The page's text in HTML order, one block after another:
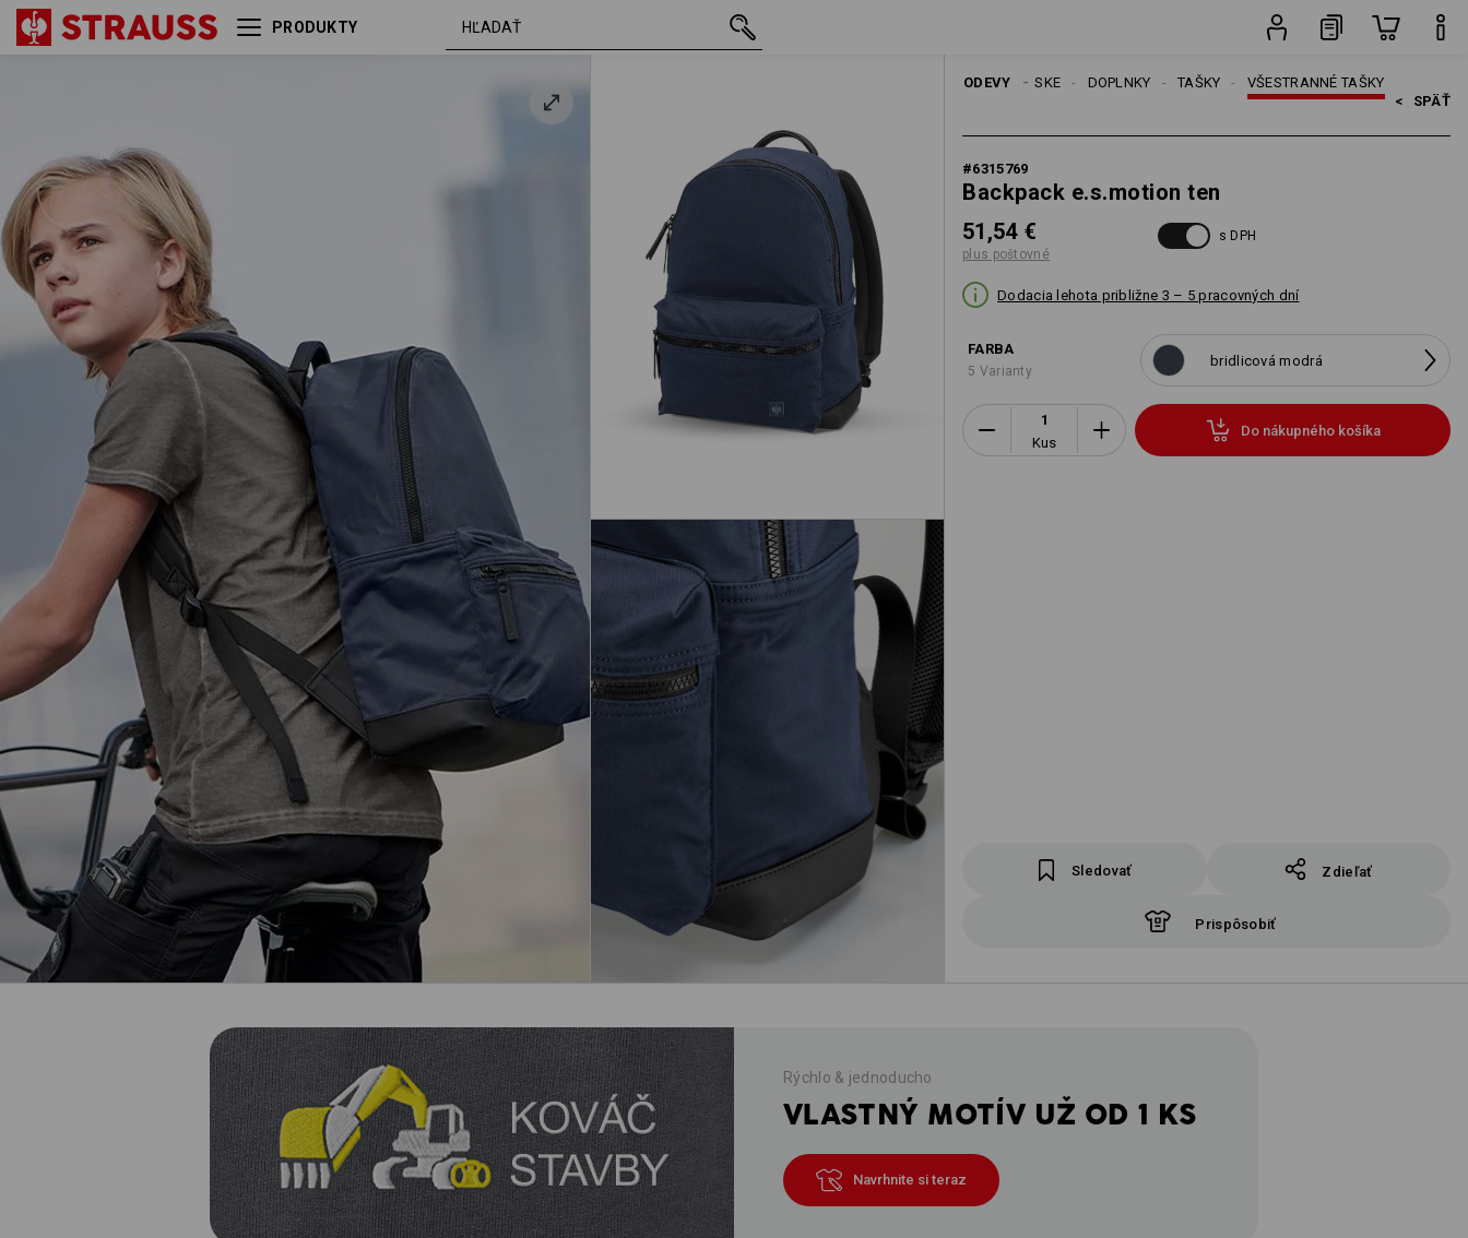
PRODUKTY
ODEVY VŠESTRANNÉ TAŠKY
TAŠKY
DOPLNKY
PÁNSKE
< SPÄŤ
#6315769
Backpack e.s.motion ten
51,54 €
plus poštovné
s DPH
Dodacia lehota približne 3 – 5 pracovných dní
FARBA
5 Varianty
bridlicová modrá
Kus
Do nákupného košíka
Sledovať Zdieľať
Prispôsobiť
bridlicová modrá 51,54 €
Rýchlo & jednoducho
VLASTNÝ MOTÍV UŽ OD 1 KS
Navrhnite si teraz